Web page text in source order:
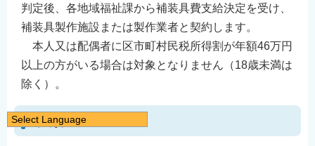
判定後、各地域福祉課から補装具費支給決定を受け、
補装具製作施設または製作業者と契約します。
本人又は配偶者に区市町村民税所得割が年額46万円
以上の方がいる場合は対象となりません（18歳未満は
除く）。
種類
Select Language
日本語